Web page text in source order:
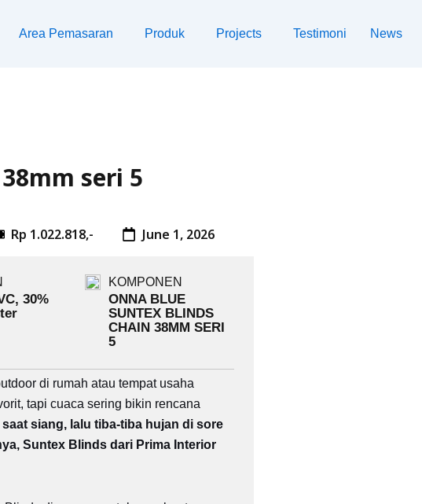
Area Pemasaran Produk Projects Testimoni News
seri 5
Rp 1.022.818,- June 1, 2026
30%
KOMPONEN
ONNA BLUE
SUNTEX BLINDS
CHAIN 38MM SERI
5
di rumah atau tempat usaha
tapi cuaca sering bikin rencana
siang, lalu tiba-tiba hujan di sore
Suntex Blinds dari Prima Interior